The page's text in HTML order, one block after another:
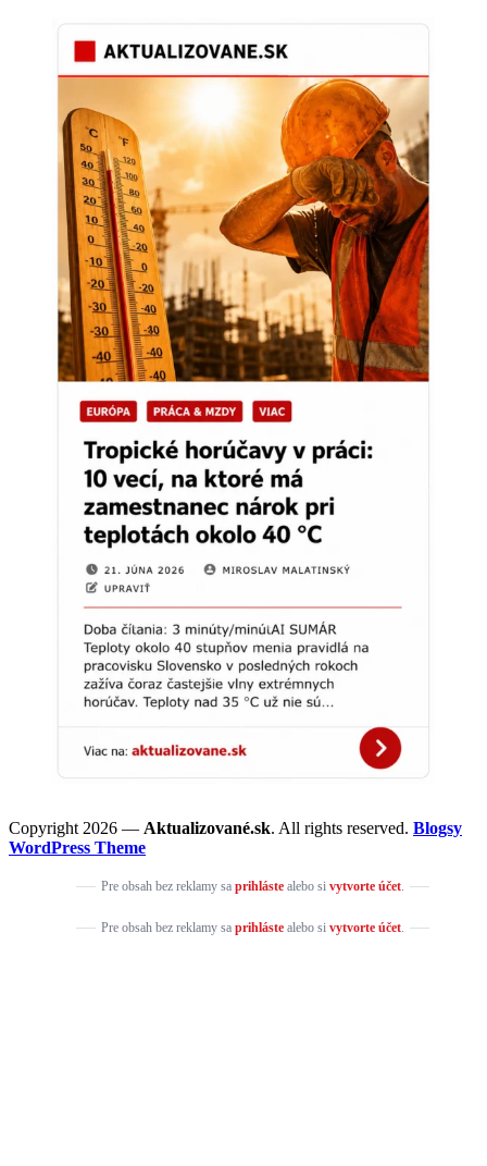
Copyright 2026 — Aktualizované.sk. All rights reserved. Blogsy
WordPress Theme
Pre obsah bez reklamy sa prihlástealebo si vytvorte účet.